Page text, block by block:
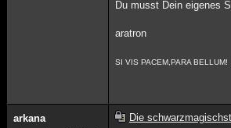
Du musst Dein eigenes
aratron
SI VIS PACEM,PARA BELLUM!
arkana Die